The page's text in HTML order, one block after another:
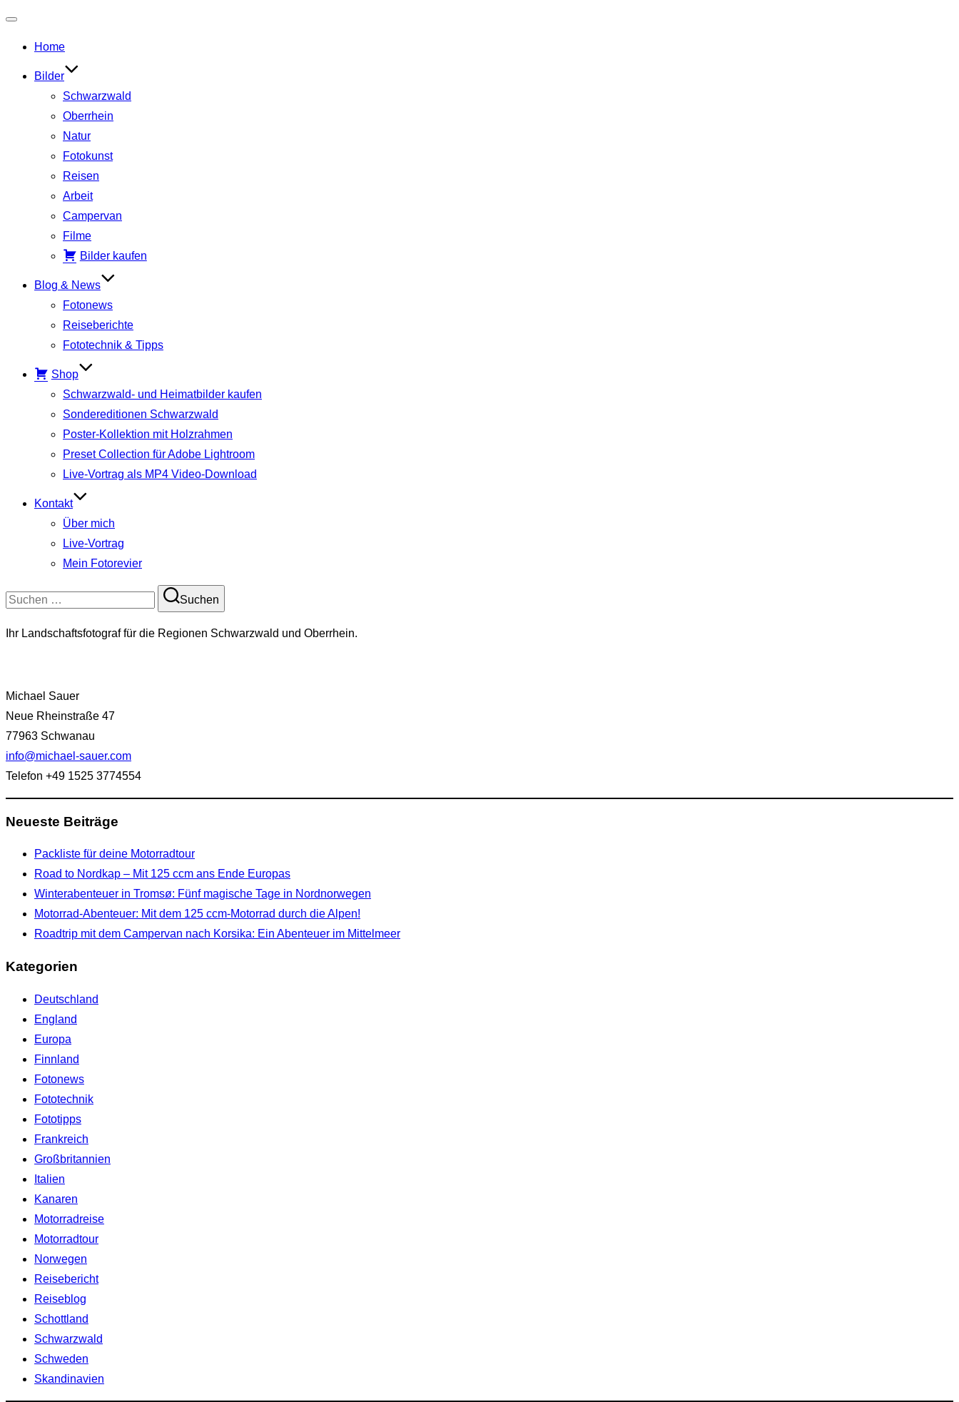
umschalten
Home
Bilder
Schwarzwald
Oberrhein
Natur
Fotokunst
Reisen
Arbeit
Campervan
Filme
Bilder kaufen
Blog & News
Fotonews
Reiseberichte
Fototechnik & Tipps
Shop
Schwarzwald- und Heimatbilder kaufen
Sondereditionen Schwarzwald
Poster-Kollektion mit Holzrahmen
Preset Collection für Adobe Lightroom
Live-Vortrag als MP4 Video-Download
Kontakt
Über mich
Live-Vortrag
Mein Fotorevier
Suchen
Suchen
Ihr Landschaftsfotograf für die Regionen Schwarzwald und Oberrhein.
Michael Sauer
Neue Rheinstraße 47
77963 Schwanau
info@michael-sauer.com
Telefon +49 1525 3774554
Neueste Beiträge
Packliste für deine Motorradtour
Road to Nordkap – Mit 125 ccm ans Ende Europas
Winterabenteuer in Tromsø: Fünf magische Tage in Nordnorwegen
Motorrad-Abenteuer: Mit dem 125 ccm-Motorrad durch die Alpen!
Roadtrip mit dem Campervan nach Korsika: Ein Abenteuer im Mittelmeer
Kategorien
Deutschland
England
Europa
Finnland
Fotonews
Fototechnik
Fototipps
Frankreich
Großbritannien
Italien
Kanaren
Motorradreise
Motorradtour
Norwegen
Reisebericht
Reiseblog
Schottland
Schwarzwald
Schweden
Skandinavien